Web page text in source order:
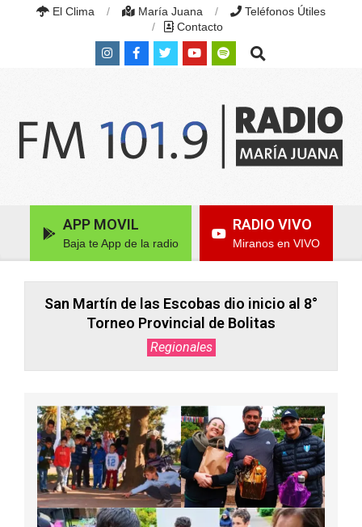
El Clima María Juana
Teléfonos Útiles
Contacto
Search
JUANA
FM
ARGENTINA
Navigation APP MOVIL
Baja te App de la radio
RADIO VIVO
Miranos en VIVO
San Martín de las Escobas dio inicio al 8°
Torneo Provincial de Bolitas
Regionales